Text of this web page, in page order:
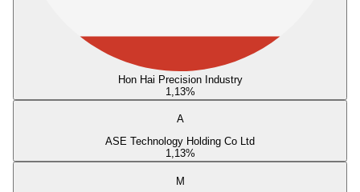
Hon Hai Precision Industry
1,13%
A
ASE Technology Holding Co Ltd
1,13%
M